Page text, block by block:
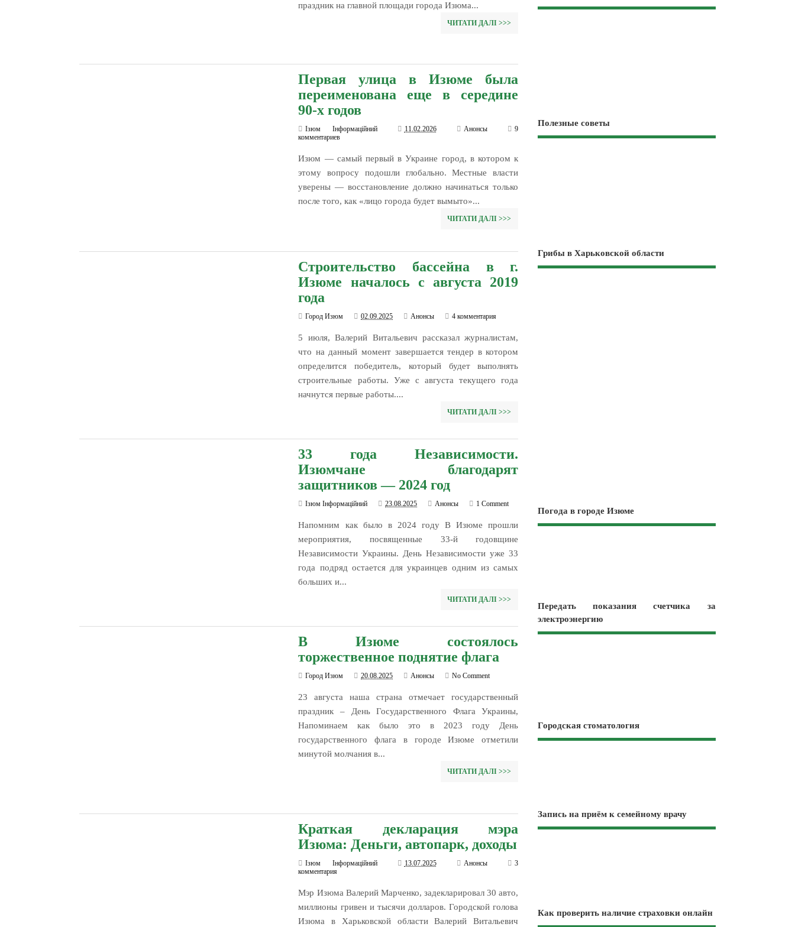
праздник на главной площади города Изюма...
ЧИТАТИ ДАЛІ >>>
Первая улица в Изюме была
переименована еще в середине
90-х годов
Ізюм Інформаційний 11.02.2026 Анонсы
9
комментариев
Изюм — самый первый в Украине город, в котором к
этому вопросу подошли глобально. Местные власти
уверены — восстановление должно начинаться только
после того, как «лицо города будет вымыто»...
ЧИТАТИ ДАЛІ >>>
Строительство бассейна в г.
Изюме началось с августа 2019
года
Город Изюм 02.09.2025 Анонсы 4 комментария
5 июля, Валерий Витальевич рассказал журналистам,
что на данный момент завершается тендер в котором
определится победитель, который будет выполнять
строительные работы. Уже с августа текущего года
начнутся первые работы....
ЧИТАТИ ДАЛІ >>>
33 года Независимости.
Изюмчане благодарят
защитников — 2024 год
Ізюм Інформаційний 23.08.2025 Анонсы 1 Comment
Напомним как было в 2024 году В Изюме прошли
мероприятия, посвященные 33-й годовщине
Независимости Украины. День Независимости уже 33
года подряд остается для украинцев одним из самых
больших и...
ЧИТАТИ ДАЛІ >>>
В Изюме состоялось
торжественное поднятие флага
Город Изюм 20.08.2025 Анонсы No Comment
23 августа наша страна отмечает государственный
праздник – День Государственного Флага Украины,
Напоминаем как было это в 2023 году День
государственного флага в городе Изюме отметили
минутой молчания в...
ЧИТАТИ ДАЛІ >>>
Краткая декларация мэра
Изюма: Деньги, автопарк, доходы
Ізюм Інформаційний 13.07.2025 Анонсы
3
комментария
Мэр Изюма Валерий Марченко, задекларировал 30 авто,
миллионы гривен и тысячи долларов. Городской голова
Изюма в Харьковской области Валерий Витальевич
Полезные советы
Грибы в Харьковской области
Погода в городе Изюме
Передать показания счетчика за
электроэнергию
Городская стоматология
Запись на приём к семейному врачу
Как проверить наличие страховки онлайн